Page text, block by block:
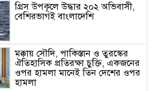
গ্রিস উপকূলে উদ্ধার ২০২ অভিবাসী,
বেশিরভাগই বাংলাদেশি
মক্কায় সৌদি, পাকিস্তান ও তুরস্কের
ঐতিহাসিক প্রতিরক্ষা চুক্তি, একজনের
ওপর হামলা মানেই তিন দেশের ওপর
হামলা